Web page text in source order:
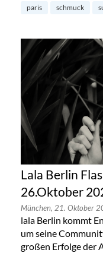
paris
schmuck
Lala Berlin
26.Oktober
München, 21. Oktober
lala Berlin kommt
um seine
großen Erfolge der